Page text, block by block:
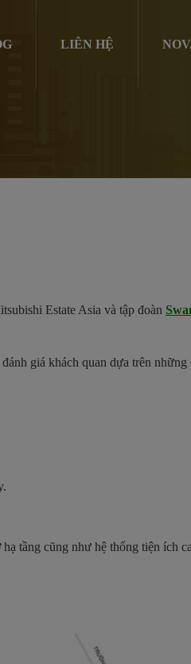
LIÊN HỆ
Estate Asia và tập đoàn
giá khách quan dựa trên những
tầng cũng như hệ thống tiện ích